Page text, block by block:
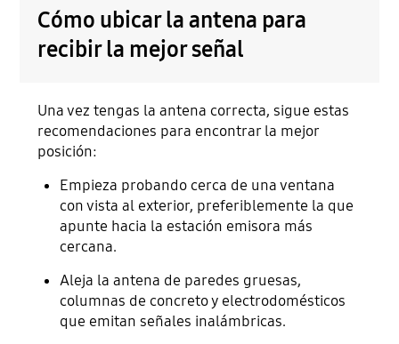
Cómo ubicar la antena para
recibir la mejor señal
Una vez tengas la antena correcta, sigue estas
recomendaciones para encontrar la mejor
posición:
Empieza probando cerca de una ventana
con vista al exterior, preferiblemente la que
apunte hacia la estación emisora más
cercana.
Aleja la antena de paredes gruesas,
columnas de concreto y electrodomésticos
que emitan señales inalámbricas.